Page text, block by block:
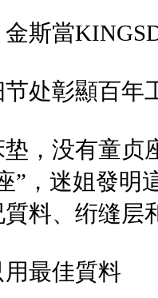
斯當
处彰顯百年
，没有童贞
”，迷姐發明
料、绗缝层
最佳質料